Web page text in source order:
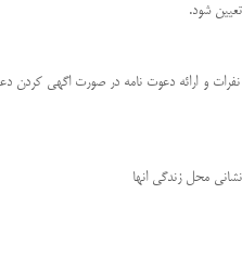
شود.
و ارائه دعوت نامه در صورت اگهی کردن
محل زندگی انها